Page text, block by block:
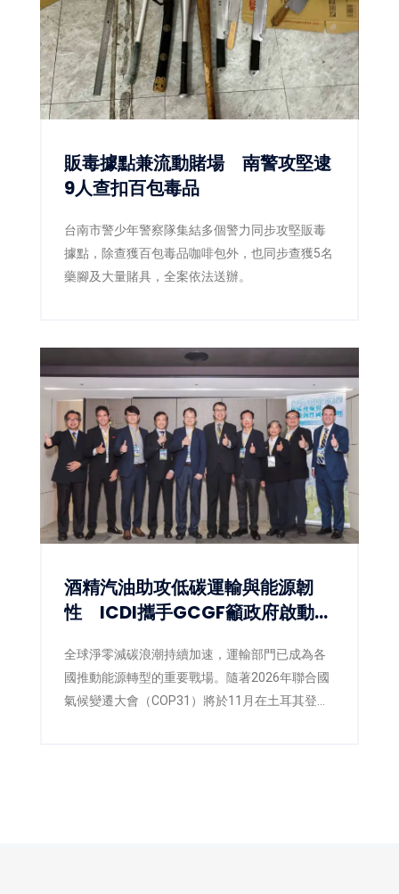
販毒據點兼流動賭場 南警攻堅逮
9人查扣百包毒品
台南市警少年警察隊集結多個警力同步攻堅販毒
據點，除查獲百包毒品咖啡包外，也同步查獲5名
藥腳及大量賭具，全案依法送辦。
酒精汽油助攻低碳運輸與能源韌
性 ICDI攜手GCGF籲政府啟動
全球淨零減碳浪潮持續加速，運輸部門已成為各
國推動能源轉型的重要戰場。隨著2026年聯合國
氣候變遷大會（COP31）將於11月在土耳其登